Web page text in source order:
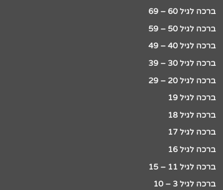
ברכה לגיל 60 – 69
ברכה לגיל 50 – 59
ברכה לגיל 40 – 49
ברכה לגיל 30 – 39
ברכה לגיל 20 – 29
ברכה לגיל 19
ברכה לגיל 18
ברכה לגיל 17
ברכה לגיל 16
ברכה לגיל 11 – 15
ברכה לגיל 3 – 10